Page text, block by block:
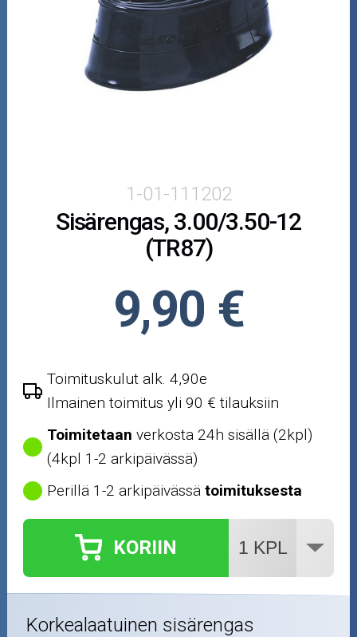
Mönkijän osat
Puutarha ja metsä
Öljyt ja kemikaalit
Outlet-tuotteet
1-01-111202
Sisärengas, 3.00/3.50-12
(TR87)
9,90 €
Toimituskulut alk. 4,90e
Ilmainen toimitus yli 90 € tilauksiin
Toimitetaan verkosta 24h sisällä (2kpl)
(4kpl 1-2 arkipäivässä)
Perillä 1-2 arkipäivässätoimituksesta
KORIIN
Korkealaatuinen sisärengas